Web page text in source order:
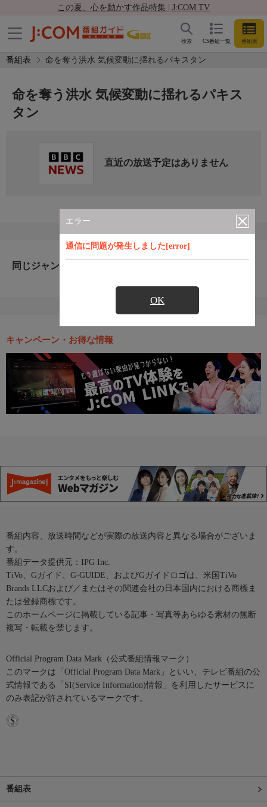
この夏、心を動かす作品特集 | J:COM TV
CS番組一覧 番組表
検索
番組表 命を奪う洪水 気候変動に揺れるパキスタン
エラー
通信に問題が発生しました[error]
OK
命を奪う洪水 気候変動に揺れるパキス
タン
直近の放送予定はありません
同じジャンルのおすすめ番組
キャンペーン・お得な情報
番組内容、放送時間などが実際の放送内容と異なる場合がございま
す。
番組データ提供元：IPG Inc.
TiVo、Gガイド、G-GUIDE、およびGガイドロゴは、米国TiVo
Brands LLCおよび／またはその関連会社の日本国内における商標ま
たは登録商標です。
このホームページに掲載している記事・写真等あらゆる素材の無断
複写・転載を禁じます。
Official Program Data Mark（公式番組情報マーク）
このマークは「Official Program Data Mark」といい、テレビ番組の公
式情報である「SI(Service Information)情報」を利用したサービスに
のみ表記が許されているマークです。
番組表